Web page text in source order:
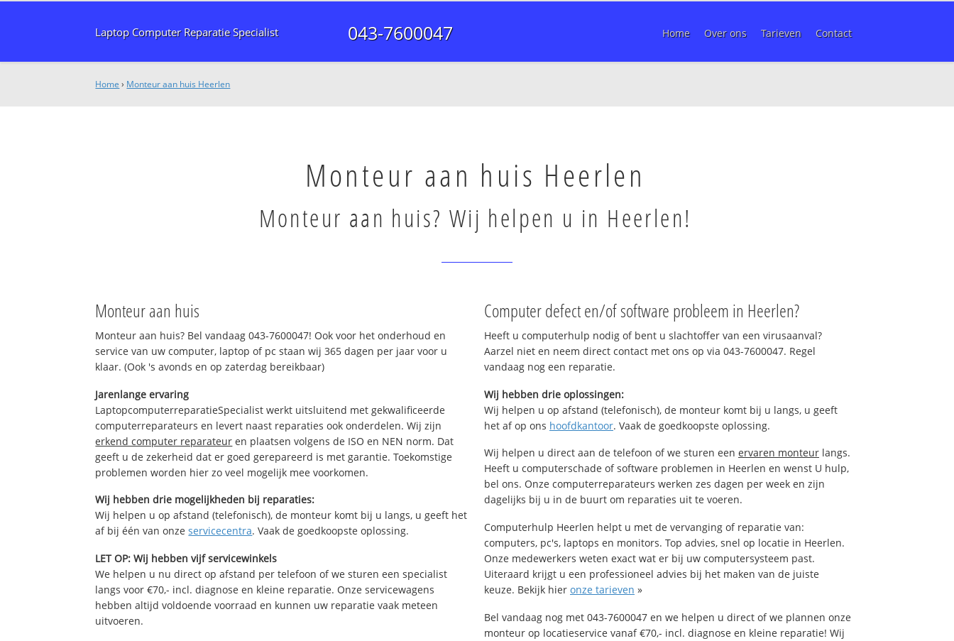
Laptop Computer Reparatie Specialist 043-7600047 Home Over ons Tarieven Contact
Home › Monteur aan huis Heerlen
Monteur aan huis Heerlen
Monteur aan huis? Wij helpen u in Heerlen!
Monteur aan huis
Monteur aan huis? Bel vandaag 043-7600047! Ook voor het onderhoud en
service van uw computer, laptop of pc staan wij 365 dagen per jaar voor u
klaar. (Ook 's avonds en op zaterdag bereikbaar)
Jarenlange ervaring
LaptopcomputerreparatieSpecialist werkt uitsluitend met gekwalificeerde
computerreparateurs en levert naast reparaties ook onderdelen. Wij zijn
erkend computer reparateur en plaatsen volgens de ISO en NEN norm. Dat
geeft u de zekerheid dat er goed gerepareerd is met garantie. Toekomstige
problemen worden hier zo veel mogelijk mee voorkomen.
Wij hebben drie mogelijkheden bij reparaties:
Wij helpen u op afstand (telefonisch), de monteur komt bij u langs, u geeft het
af bij één van onzeservicecentra. Vaak de goedkoopste oplossing.
LET OP: Wij hebben vijf servicewinkels
We helpen u nu direct op afstand per telefoon of we sturen een specialist
langs voor €70,- incl. diagnose en kleine reparatie. Onze servicewagens
hebben altijd voldoende voorraad en kunnen uw reparatie vaak meteen
uitvoeren.
Computer defect en/of software probleem in Heerlen?
Heeft u computerhulp nodig of bent u slachtoffer van een virusaanval?
Aarzel niet en neem direct contact met ons op via 043-7600047. Regel
vandaag nog een reparatie.
Wij hebben drie oplossingen:
Wij helpen u op afstand (telefonisch), de monteur komt bij u langs, u geeft
het af op ons hoofdkantoor. Vaak de goedkoopste oplossing.
Wij helpen u direct aan de telefoon of we sturen een ervaren monteur langs.
Heeft u computerschade of software problemen in Heerlen en wenst U hulp,
bel ons. Onze computerreparateurs werken zes dagen per week en zijn
dagelijks bij u in de buurt om reparaties uit te voeren.
Computerhulp Heerlen helpt u met de vervanging of reparatie van:
computers, pc's, laptops en monitors. Top advies, snel op locatie in Heerlen.
Onze medewerkers weten exact wat er bij uw computersysteem past.
Uiteraard krijgt u een professioneel advies bij het maken van de juiste
keuze. Bekijk hier onze tarieven »
Bel vandaag nog met 043-7600047 en we helpen u direct of we plannen onze
monteur op locatieservice vanaf €70,- incl. diagnose en kleine reparatie! Wij